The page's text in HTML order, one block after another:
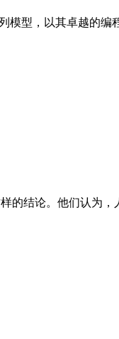
模型，以其卓越的编
的结论。他们认为，